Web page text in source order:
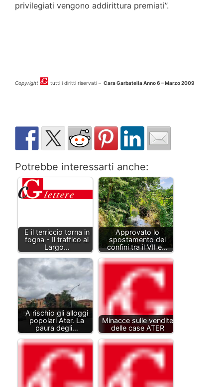
privilegiati vengono addirittura premiati”.
Copyright tutti i diritti riservati – Cara Garbatella Anno 6 – Marzo 2009
Potrebbe interessarti anche:
E il terriccio torna in
fogna - Il traffico al
Largo…
Approvato lo
spostamento dei
confini tra il VII e…
A rischio gli alloggi
popolari Ater. La
paura degli…
Minacce sulle vendite
delle case ATER